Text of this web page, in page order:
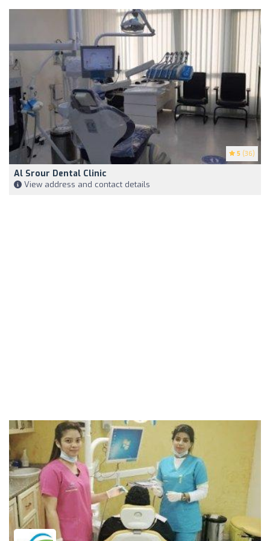
5 (36)
Al Srour Dental Clinic
View address and contact details